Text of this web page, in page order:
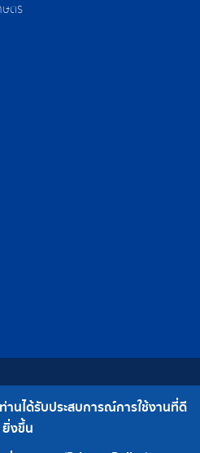
ษตร
ท แอ็กโกร (ประเทศไทย) จำกัด
| โทรสาร : 0-2308-2487
านได้รับประสบการณ์การใช้งานที่ดี
ยิ่งขึ้น